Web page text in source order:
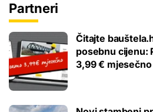
Partneri
Čitajte
posebnu cijenu:
3,99 € mjesečno